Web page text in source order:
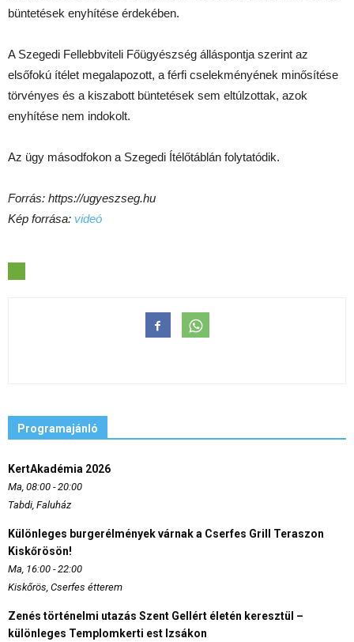
büntetések enyhítése érdekében.
A Szegedi Fellebbviteli Főügyészség álláspontja szerint az
elsőfokú ítélet megalapozott, a férfi cselekményének minősítése
törvényes és a kiszabott büntetések sem eltúlzottak, azok
enyhítése nem indokolt.
Az ügy másodfokon a Szegedi Ítélőtáblán folytatódik.
Forrás: https://ugyeszseg.hu
Kép forrása: videó
Programajánló
KertAkadémia 2026
Ma, 08:00 - 20:00
Tabdi, Faluház
Különleges burgerélmények várnak a Cserfes Grill Teraszon
Kiskőrösön!
Ma, 16:00 - 22:00
Kiskőrös, Cserfes étterem
Zenés történelmi utazás Szent Gellért életén keresztül –
különleges Templomkerti est Izsákon